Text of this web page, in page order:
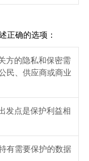
正确的选项：
方的隐私和保密需
民、供应商或商业
发点是保护利益相
有需要保护的数据